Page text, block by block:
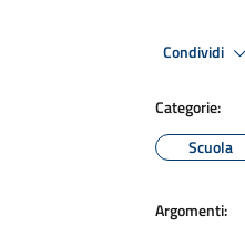
Condividi
Categorie:
Scuola
Argomenti: